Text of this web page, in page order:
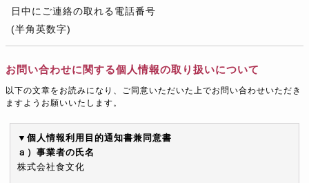
日中にご連絡の取れる電話番号
(半角英数字)
お問い合わせに関する個人情報の取り扱いについて
以下の文章をお読みになり、ご同意いただいた上でお問い合わせいただき
ますようお願いいたします。
▼個人情報利用目的通知書兼同意書
ａ）事業者の氏名
株式会社食文化